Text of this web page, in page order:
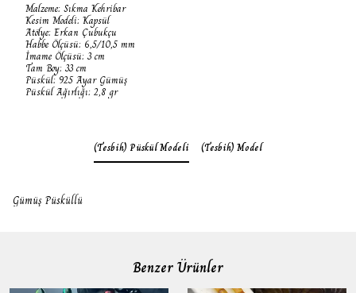
Malzeme: Sıkma Kehribar
Kesim Modeli: Kapsül
Atölye: Erkan Çubukçu
Habbe Ölçüsü: 6,5/10,5 mm
İmame Ölçüsü: 3 cm
Tam Boy: 33 cm
Püskül: 925 Ayar Gümüş
Püskül Ağırlığı: 2,8 gr
(Tesbih) Püskül Modeli (Tesbih) Model
Gümüş Püsküllü
Benzer Ürünler